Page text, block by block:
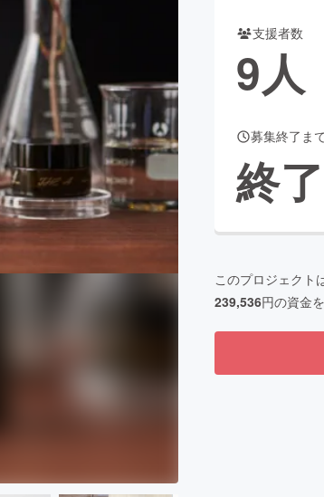
ビューティー・ヘルスケア
for Social GoodCAMPFIRE Creation
ふるさと納税machi-ya
支援者数
9人
募集終了ま
終了
このプロジェクトは
239,536円の資金